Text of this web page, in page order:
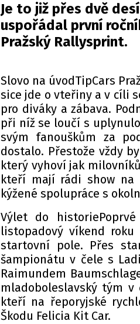
Je to již přes dvě
uspořádal první
Pražský Rallysprint.
Slovo na úvodTipCars
sice jde o vteřiny a v cíli
pro diváky a zábava.
při níž se loučí s
svým fanouškům za
dostalo. Přestože vždy
který vyhoví jak
kteří mají rádi show na
kýžené spolupráce s
Výlet do
listopadový víkend
startovní pole. Přes
šampionátu v čele s
Raimundem
mladoboleslavský tým v
kteří na řeporyjské
Škodu Felicia Kit Car.